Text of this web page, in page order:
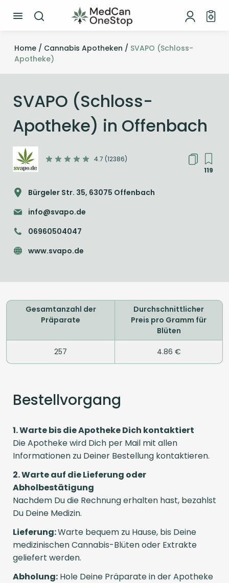
Home / Cannabis Apotheken / SVAPO (Schloss-
Apotheke)
SVAPO (Schloss-
Apotheke) in Offenbach
4.7 (12386)
119
Bürgeler Str. 35, 63075 Offenbach
info@svapo.de
06960504047
www.svapo.de
Gesamtanzahl der
Präparate
257
Durchschnittlicher
Preis pro Gramm für
Blüten
4.86 €
Bestellvorgang
1. Warte bis die Apotheke Dich kontaktiert
Die Apotheke wird Dich per Mail mit allen
Informationen zu Deiner Bestellung kontaktieren.
2. Warte auf die Lieferung oder
Abholbestätigung
Nachdem Du die Rechnung erhalten hast, bezahlst
Du Deine Medizin.
Lieferung:Warte bequem zu Hause, bis Deine
medizinischen Cannabis-Blüten oder Extrakte
geliefert werden.
Abholung: Hole Deine Präparate in der Apotheke